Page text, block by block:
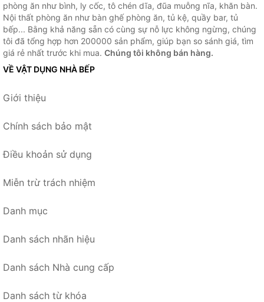
phòng ăn như bình, ly cốc, tô chén dĩa, đũa muỗng nĩa, khăn bàn.
Nội thất phòng ăn như bàn ghế phòng ăn, tủ kệ, quầy bar, tủ
bếp... Bằng khả năng sẵn có cùng sự nỗ lực không ngừng, chúng
tôi đã tổng hợp hơn 200000 sản phẩm, giúp bạn so sánh giá, tìm
giá rẻ nhất trước khi mua. Chúng tôi không bán hàng.
VỀ VẬT DỤNG NHÀ BẾP
Giới thiệu
Chính sách bảo mật
Điều khoản sử dụng
Miễn trừ trách nhiệm
Danh mục
Danh sách nhãn hiệu
Danh sách Nhà cung cấp
Danh sách từ khóa